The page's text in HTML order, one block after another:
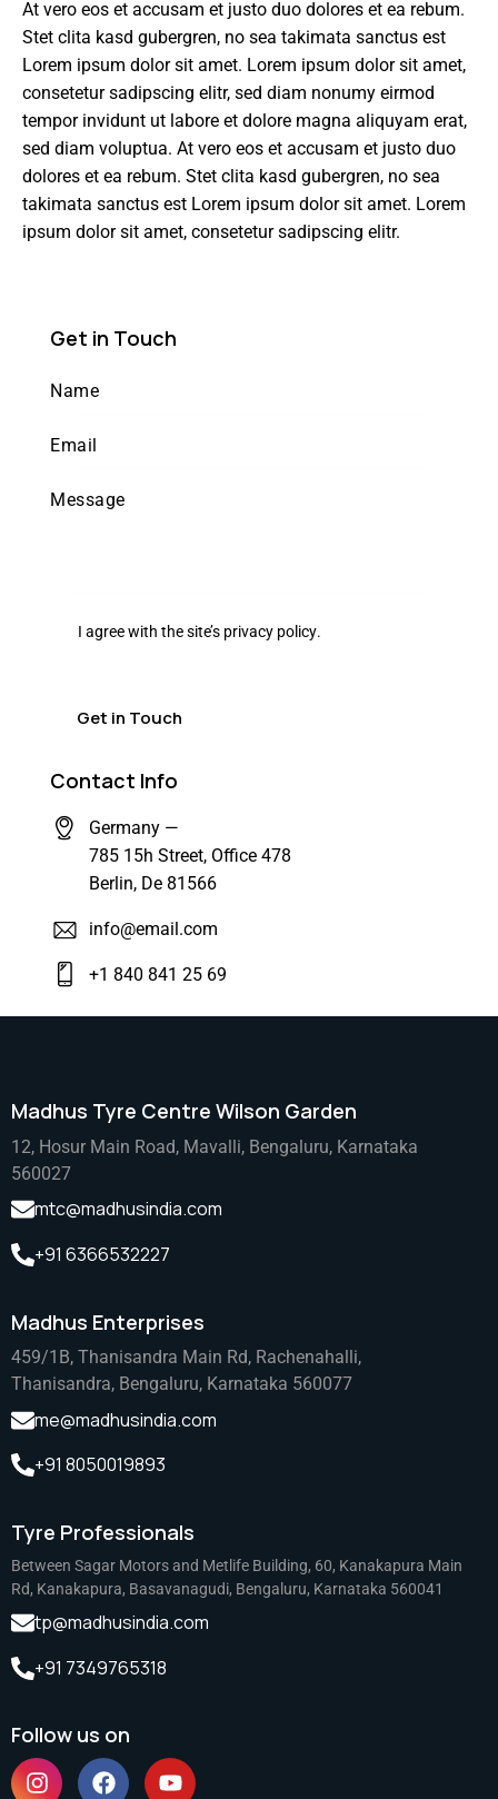
At vero eos et accusam et justo duo dolores et ea rebum.
Stet clita kasd gubergren, no sea takimata sanctus est
Lorem ipsum dolor sit amet. Lorem ipsum dolor sit amet,
consetetur sadipscing elitr, sed diam nonumy eirmod
tempor invidunt ut labore et dolore magna aliquyam erat,
sed diam voluptua. At vero eos et accusam et justo duo
dolores et ea rebum. Stet clita kasd gubergren, no sea
takimata sanctus est Lorem ipsum dolor sit amet. Lorem
ipsum dolor sit amet, consetetur sadipscing elitr.
Get in Touch
I agree with the site’s privacy policy.
Contact Info
Germany —
785 15h Street, Office 478
Berlin, De 81566
info@email.com
+1 840 841 25 69
Madhus Tyre Centre Wilson Garden
12, Hosur Main Road, Mavalli, Bengaluru, Karnataka
560027
mtc@madhusindia.com
+91 6366532227
Madhus Enterprises
459/1B, Thanisandra Main Rd, Rachenahalli,
Thanisandra, Bengaluru, Karnataka 560077
me@madhusindia.com
+91 8050019893
Tyre Professionals
Between Sagar Motors and Metlife Building, 60, Kanakapura Main
Rd, Kanakapura, Basavanagudi, Bengaluru, Karnataka 560041
tp@madhusindia.com
+91 7349765318
Follow us on